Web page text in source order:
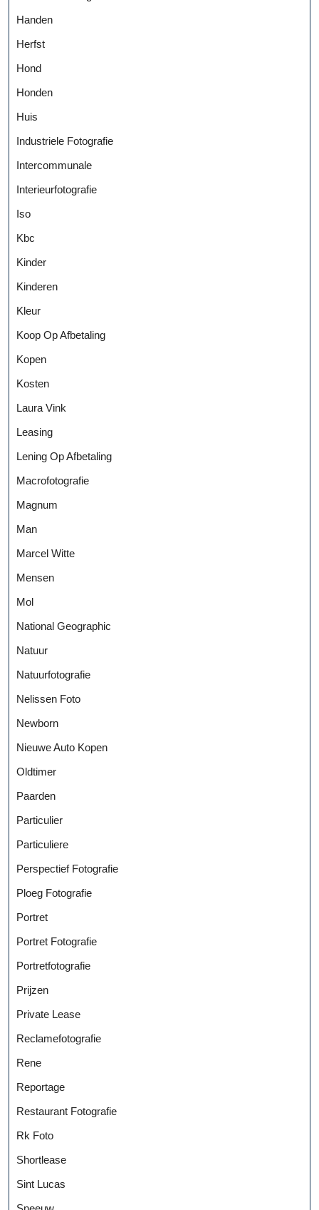
Handen
Herfst
Hond
Honden
Huis
Industriele Fotografie
Intercommunale
Interieurfotografie
Iso
Kbc
Kinder
Kinderen
Kleur
Koop Op Afbetaling
Kopen
Kosten
Laura Vink
Leasing
Lening Op Afbetaling
Macrofotografie
Magnum
Man
Marcel Witte
Mensen
Mol
National Geographic
Natuur
Natuurfotografie
Nelissen Foto
Newborn
Nieuwe Auto Kopen
Oldtimer
Paarden
Particulier
Particuliere
Perspectief Fotografie
Ploeg Fotografie
Portret
Portret Fotografie
Portretfotografie
Prijzen
Private Lease
Reclamefotografie
Rene
Reportage
Restaurant Fotografie
Rk Foto
Shortlease
Sint Lucas